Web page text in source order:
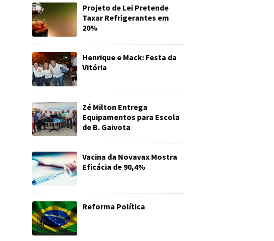
Projeto de Lei Pretende
Taxar Refrigerantes em
20%
Henrique e Mack: Festa da
Vitória
Zé Milton Entrega
Equipamentos para Escola
de B. Gaivota
Vacina da Novavax Mostra
Eficácia de 90,4%
Reforma Política